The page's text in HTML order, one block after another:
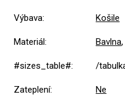
Výbava: Košile
Materiál: Bavlna,
#sizes_table#: /
Zateplení: Ne